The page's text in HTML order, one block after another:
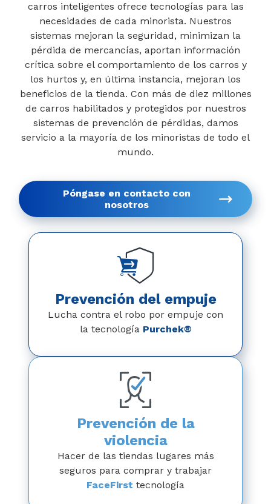
carros inteligentes ofrece tecnologías para las
necesidades de cada minorista. Nuestros
sistemas mejoran la seguridad, minimizan la
pérdida de mercancías, aportan información
crítica sobre el comportamiento de los carros y
los hurtos y, en última instancia, mejoran los
beneficios de la tienda. Con más de diez millones
de carros habilitados y protegidos por nuestros
sistemas de prevención de pérdidas, damos
servicio a la mayoría de los minoristas de todo el
mundo.
Póngase en contacto con
nosotros
Prevención del empuje
Lucha contra el robo por empuje con
la tecnología Purchek®
Prevención de la
violencia
Hacer de las tiendas lugares más
seguros para comprar y trabajar
FaceFirst tecnología